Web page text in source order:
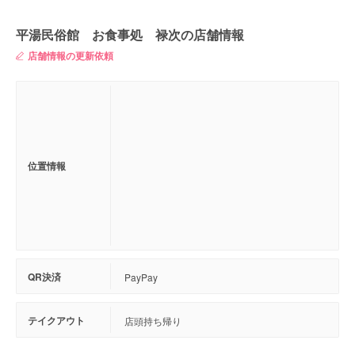
平湯民俗館 お食事処 禄次の店舗情報
店舗情報の更新依頼
位置情報
QR決済 PayPay
テイクアウト 店頭持ち帰り